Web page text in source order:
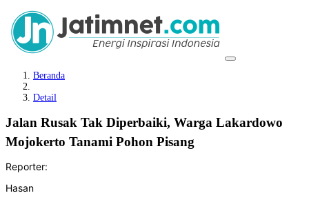
Beranda
Detail
Jalan Rusak Tak Diperbaiki, Warga Lakardowo
Mojokerto Tanami Pohon Pisang
Reporter:
Hasan